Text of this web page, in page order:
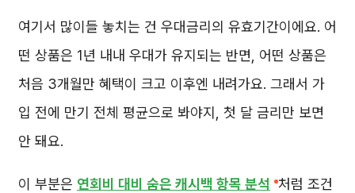
여기서 많이들 놓치는 건 우대금리의 유효기간이에요. 어
떤 상품은 1년 내내 우대가 유지되는 반면, 어떤 상품은
처음 3개월만 혜택이 크고 이후엔 내려가요. 그래서 가
입 전에 만기 전체 평균으로 봐야지, 첫 달 금리만 보면
안 돼요.
이 부분은 연회비 대비 숨은 캐시백 항목 분석
처럼 조건